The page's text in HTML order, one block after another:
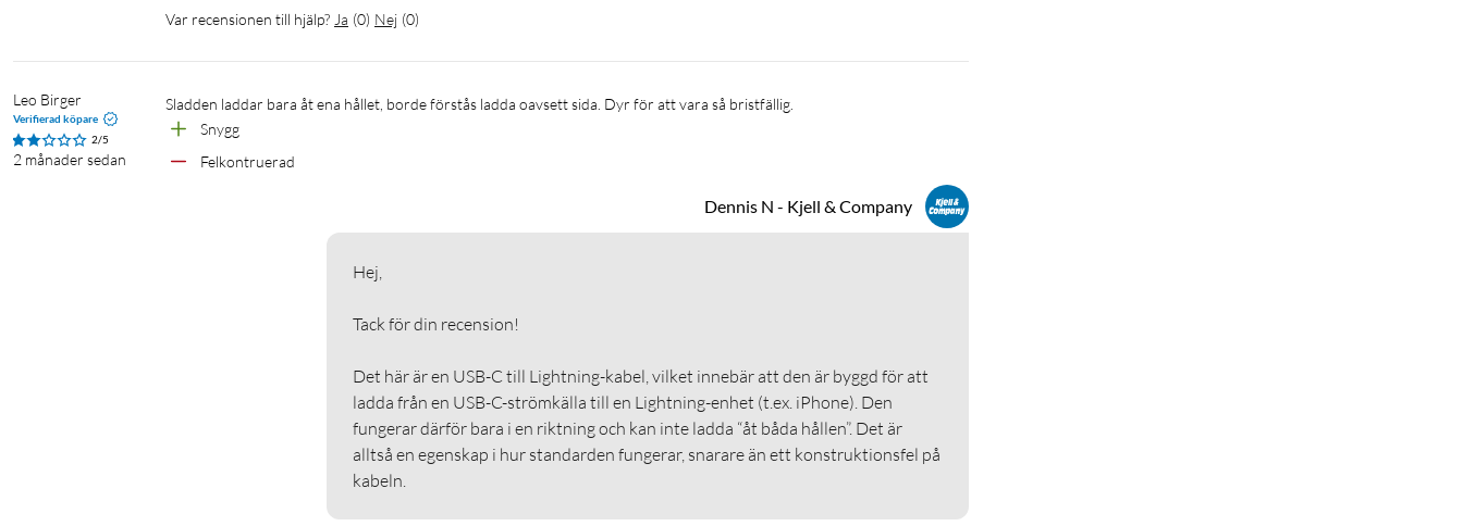
Var recensionen till hjälp? Ja (0) Nej (0)
Leo Birger
Verifierad köpare
2/5
2 månader sedan
Sladden laddar bara åt ena hållet, borde förstås ladda oavsett sida. Dyr för att vara så bristfällig.
Snygg
Felkontruerad
Dennis N - Kjell & Company
Hej,
Tack för din recension!
Det här är en USB-C till Lightning-kabel, vilket innebär att den är byggd för att
ladda från en USB-C-strömkälla till en Lightning-enhet (t.ex. iPhone). Den
fungerar därför bara i en riktning och kan inte ladda “åt båda hållen”. Det är
alltså en egenskap i hur standarden fungerar, snarare än ett konstruktionsfel på
kabeln.